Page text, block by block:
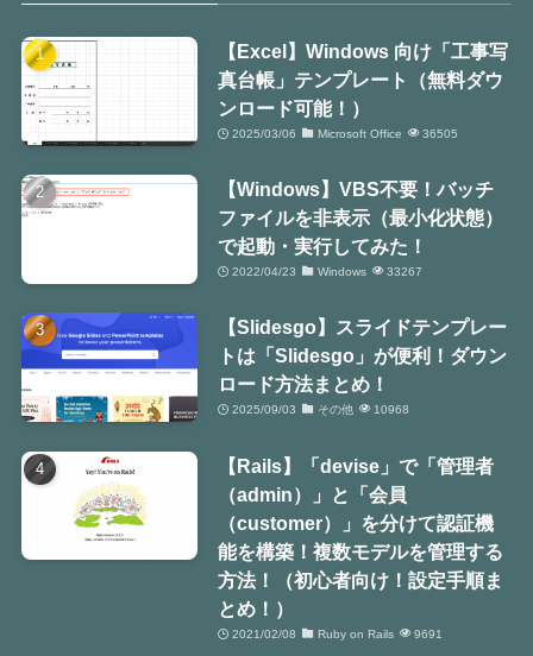
【Excel】Windows 向け「工事写
真台帳」テンプレート（無料ダウ
ンロード可能！）
2025/03/06 Microsoft Office 36505
【Windows】VBS不要！バッチ
ファイルを非表示（最小化状態）
で起動・実行してみた！
2022/04/23 Windows 33267
【Slidesgo】スライドテンプレー
トは「Slidesgo」が便利！ダウン
ロード方法まとめ！
2025/09/03 その他 10968
【Rails】「devise」で「管理者
（admin）」と「会員
（customer）」を分けて認証機
能を構築！複数モデルを管理する
方法！（初心者向け！設定手順ま
とめ！）
2021/02/08 Ruby on Rails 9691